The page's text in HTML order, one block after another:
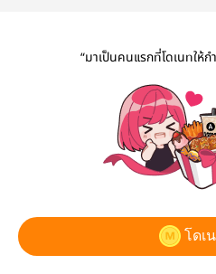
“มาเป็นคนแรกที่โดเนทให้ก
โดเ